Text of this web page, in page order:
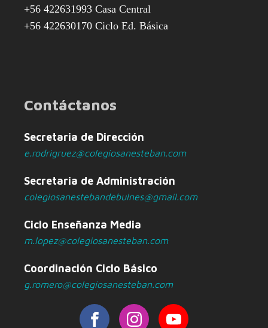
+56 422631993 Casa Central
+56 422630170 Ciclo Ed. Básica
Contáctanos
Secretaria de Dirección
e.rodrigruez@colegiosanesteban.com
Secretaria de Administración
colegiosanestebandebulnes@gmail.com
Ciclo Enseñanza Media
m.lopez@colegiosanesteban.com
Coordinación Ciclo Básico
g.romero@colegiosanesteban.com